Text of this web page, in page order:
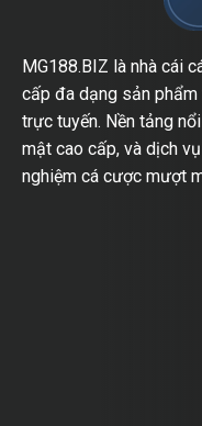
MG188.BIZ là nhà cái
cấp đa dạng sản
trực tuyến. Nền tảng
mật cao cấp, và dịch
nghiệm cá cược mượt